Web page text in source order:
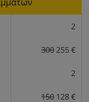
2
300255 €
2
150 128 €